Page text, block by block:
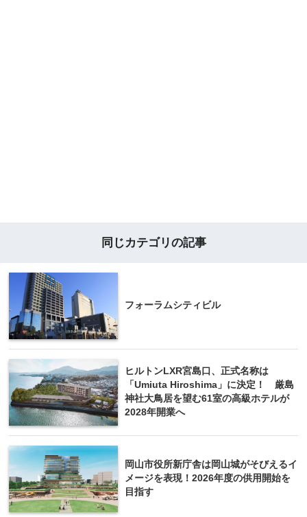
同じカテゴリの記事
フォーラムシティビル
ヒルトンLXR宮島口、正式名称は
「Umiuta Hiroshima」に決定！ 厳島
神社大鳥居を望む61室の高級ホテルが
2028年開業へ
岡山市役所新庁舎は岡山城がそびえるイ
メージを表現！2026年度の供用開始を
目指す